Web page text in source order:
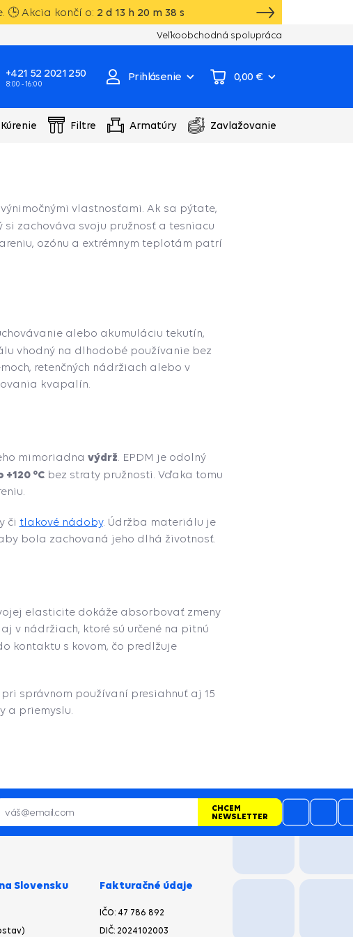
🕒 Akcia končí o: 2 d 13 h 20 m 38 s
Vlastný sklad, výroba, servisné centrum
Veľkoobchodná spolupráca
+421 52 2021 250
8:00 - 16:00
Prihlásenie 0,00 €
Kúrenie Filtre Armatúry Zavlažovanie
vlastnosťami. Ak sa pýtate,
zachováva svoju pružnosť a tesniacu
ozónu a extrémnym teplotám patrí
alebo akumuláciu tekutín,
vhodný na dlhodobé používanie bez
retenčných nádržiach alebo v
kvapalín.
mimoriadna výdrž . EPDM je odolný
+120 °Cbez straty pružnosti. Vďaka tomu
či tlakové nádoby. Údržba materiálu je
bola zachovaná jeho dlhá životnosť.
elasticite dokáže absorbovať zmeny
v nádržiach, ktoré sú určené na pitnú
kontaktu s kovom, čo predlžuje
správnom používaní presiahnuť aj 15
a priemyslu.
CHCEM
NEWSLETTER
Slovensku Fakturačné údaje
IČO: 47 786 892
DIČ: 2024102003